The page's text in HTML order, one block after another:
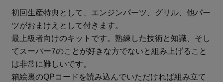
初回生産特典として、エンジンパーツ、グリル、他パー
ツがおまけえとして付きます。
最上級者向けのキットです。熟練した技術と知識、そし
てスーパー7のことが好きな方でないと組み上げること
は非常に難しいです。
箱絵裏のQPコードを読み込んでいただければ組み立て